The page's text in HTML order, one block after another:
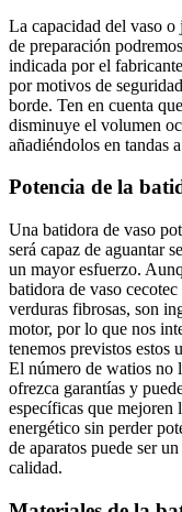
La capacidad del vaso
de preparación
indicada por el
por motivos de
borde. Ten en cuenta
disminuye el volumen
añadiéndolos en tandas
Potencia de la
Una batidora de vaso
será capaz de aguantar
un mayor esfuerzo.
batidora de vaso
verduras fibrosas, son
motor, por lo que nos
tenemos previstos estos
El número de watios no
ofrezca garantías y
específicas que mejoren
energético sin perder
de aparatos puede ser
calidad.